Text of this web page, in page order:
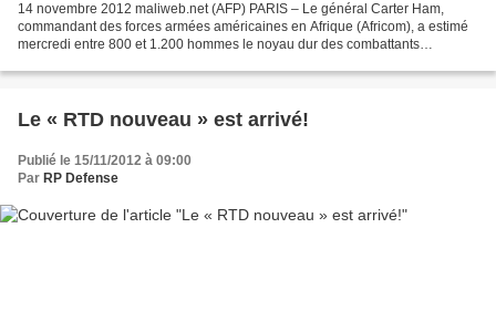
14 novembre 2012 maliweb.net (AFP) PARIS – Le général Carter Ham,
commandant des forces armées américaines en Afrique (Africom), a estimé
mercredi entre 800 et 1.200 hommes le noyau dur des combattants
Le « RTD nouveau » est arrivé!
Publié le 15/11/2012 à 09:00
Par RP Defense